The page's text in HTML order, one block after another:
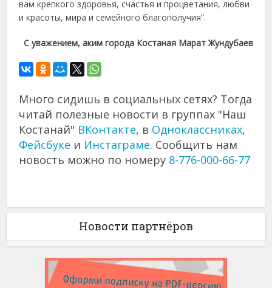
вам крепкого здоровья, счастья и процветания, любви
и красоты, мира и семейного благополучия”.
С уважением, аким города Костаная Марат Жундубаев
Много сидишь в социальных сетях? Тогда
читай полезные новости в группах "Наш
Костанай" ВКонтакте, в Одноклассниках,
Фейсбуке и Инстаграме. Сообщить нам
новость можно по номеру 8-776-000-66-77
Новости партнёров